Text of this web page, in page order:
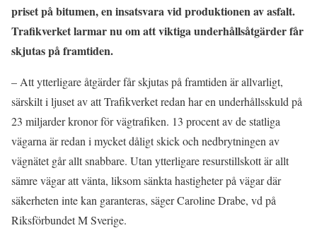
priset på bitumen, en insatsvara vid produktionen av asfalt.
Trafikverket larmar nu om att viktiga underhållsåtgärder får
skjutas på framtiden.
– Att ytterligare åtgärder får skjutas på framtiden är allvarligt,
särskilt i ljuset av att Trafikverket redan har en underhållsskuld på
23 miljarder kronor för vägtrafiken. 13 procent av de statliga
vägarna är redan i mycket dåligt skick och nedbrytningen av
vägnätet går allt snabbare. Utan ytterligare resurstillskott är allt
sämre vägar att vänta, liksom sänkta hastigheter på vägar där
säkerheten inte kan garanteras, säger Caroline Drabe, vd på
Riksförbundet M Sverige.